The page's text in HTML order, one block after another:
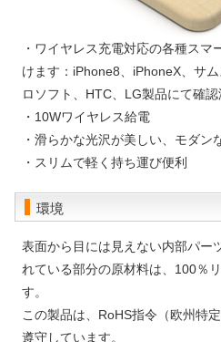
・ワイヤレス充電対応の各種ス
けます：iPhone8、iPhoneX、サ
ロソフト、HTC、LG製品にて確認
・10Wワイヤレス給電
・滑らかな光沢が美しい、モダン
・スリムで軽く持ち運び便利
環境
表面から目には見えない内部パー
れている部分の原材料は、100％
す。
この製品は、RoHS指令（欧州特
遵守しています。